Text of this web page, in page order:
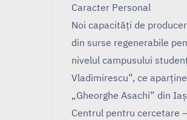
Caracter Personal
Noi capacități de
din surse regenerabile
nivelul campusului
Vladimirescu”, ce
„Gheorghe Asachi” din
Centrul pentru cercetare